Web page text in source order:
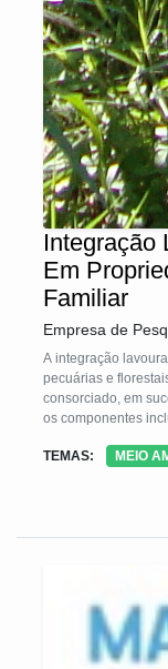
Integração
Em
Familiar
Empresa de
A integração
pecuárias e
consorciado, em
os componentes
TEMAS:
MEIO